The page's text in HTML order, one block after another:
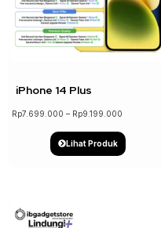
↓ 14%
iPhone 14 Plus
Rp7.699.000 – Rp9.199.000
Lihat Produk